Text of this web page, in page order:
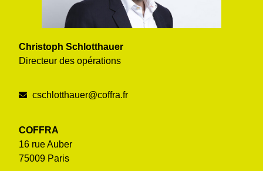
Christoph Schlotthauer
Directeur des opérations
cschlotthauer@coffra.fr
COFFRA
16 rue Auber
75009 Paris